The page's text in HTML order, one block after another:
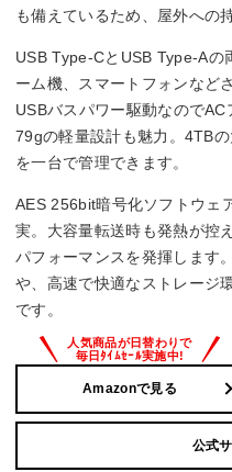
も備えているため、屋外への
USB Type-CとUSB Type-Aの
ーム機、スマートフォンなど
USBバスパワー駆動なので
79gの軽量設計も魅力。4TB
を一台で管理できます。
AES 256bit暗号化ソフトウェ
実。大容量転送時も発熱が控
パフォーマンスを発揮します
や、高速で快適なストレージ
です。
Amazonで見る
公式